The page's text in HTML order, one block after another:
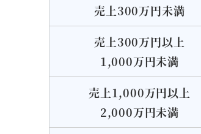
売上300万円未満
売上300万円以上
1,000万円未満
売上1,000万円以上
2,000万円未満